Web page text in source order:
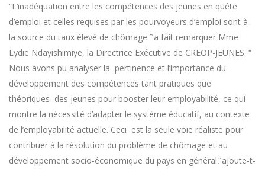
ʺL’inadéquation entre les compétences des jeunes en quête
d’emploi et celles requises par les pourvoyeurs d’emploi sont à
la source du taux élevé de chômage. ̏ a fait remarquer Mme
Lydie Ndayishimiye, la Directrice Exécutive de CREOP-JEUNES. ʺ
Nous avons pu analyser la pertinence et l’importance du
développement des compétences tant pratiques que
théoriques des jeunes pour booster leur employabilité, ce qui
montre la nécessité d’adapter le système éducatif, au contexte
de l’employabilité actuelle. Ceci est la seule voie réaliste pour
contribuer à la résolution du problème de chômage et au
développement socio-économique du pays en général.̏ ajoute-t-